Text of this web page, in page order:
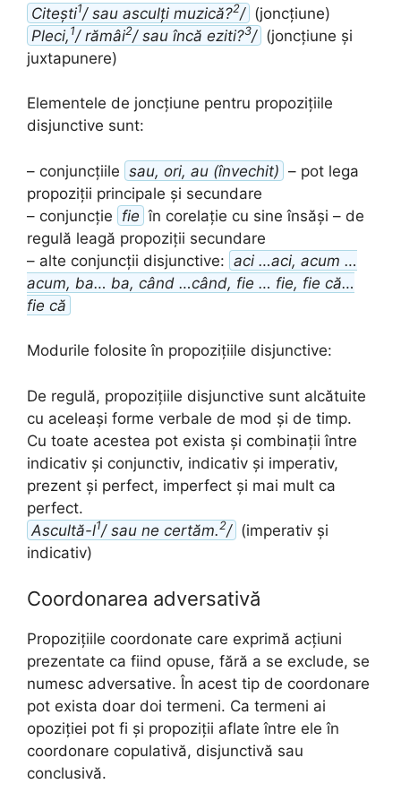
Citești1/ sau asculți muzică?2/ (joncțiune)
Pleci,1/ rămâi2/ sau încă eziti?3/ (joncțiune și
juxtapunere)
Elementele de joncțiune pentru propozițiile
disjunctive sunt:
– conjuncțiile sau, ori, au (învechit) – pot lega
propoziții principale și secundare
– conjuncție fie în corelație cu sine însăși – de
regulă leagă propoziții secundare
– alte conjuncții disjunctive: aci …aci, acum …
acum, ba… ba, când …când, fie … fie, fie că…
fie că
Modurile folosite în propozițiile disjunctive:
De regulă, propozițiile disjunctive sunt alcătuite
cu aceleași forme verbale de mod și de timp.
Cu toate acestea pot exista și combinații între
indicativ și conjunctiv, indicativ și imperativ,
prezent și perfect, imperfect și mai mult ca
perfect.
Ascultă-l1/ sau ne certăm.2/ (imperativ și
indicativ)
Coordonarea adversativă
Propozițiile coordonate care exprimă acțiuni
prezentate ca fiind opuse, fără a se exclude, se
numesc adversative. În acest tip de coordonare
pot exista doar doi termeni. Ca termeni ai
opoziției pot fi și propoziții aflate între ele în
coordonare copulativă, disjunctivă sau
conclusivă.